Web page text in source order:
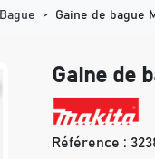
Bague Gaine de bague
Gaine de
Référence :